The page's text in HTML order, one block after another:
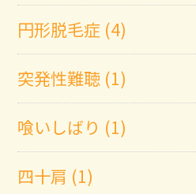
円形脱毛症 (4)
突発性難聴 (1)
喰いしばり (1)
四十肩 (1)